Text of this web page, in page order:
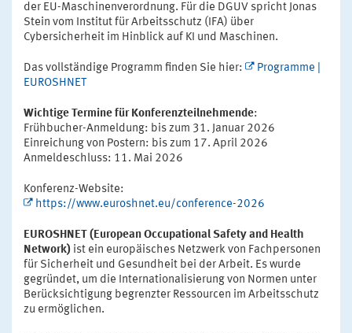
der EU-Maschinenverordnung. Für die DGUV spricht Jonas
Stein vom Institut für Arbeitsschutz (IFA) über
Cybersicherheit im Hinblick auf KI und Maschinen.
Das vollständige Programm finden Sie hier:
Programme |
EUROSHNET
Wichtige Termine für Konferenzteilnehmende:
Frühbucher-Anmeldung: bis zum 31. Januar 2026
Einreichung von Postern: bis zum 17. April 2026
Anmeldeschluss: 11. Mai 2026
Konferenz-Website:
https://www.euroshnet.eu/conference-2026
EUROSHNET (European Occupational Safety and Health
Network) ist ein europäisches Netzwerk von Fachpersonen
für Sicherheit und Gesundheit bei der Arbeit. Es wurde
gegründet, um die Internationalisierung von Normen unter
Berücksichtigung begrenzter Ressourcen im Arbeitsschutz
zu ermöglichen.